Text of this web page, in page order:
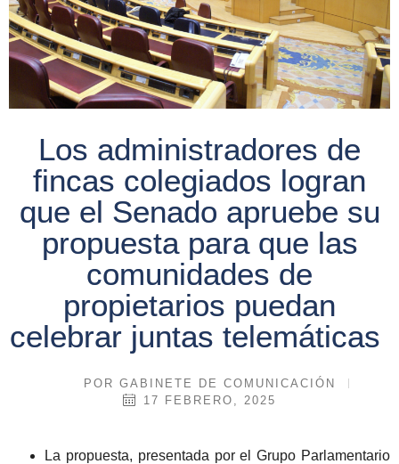
Los administradores de
fincas colegiados logran
que el Senado apruebe su
propuesta para que las
comunidades de
propietarios puedan
celebrar juntas telemáticas
POR GABINETE DE COMUNICACIÓN
17 FEBRERO, 2025
La propuesta, presentada por el Grupo Parlamentario